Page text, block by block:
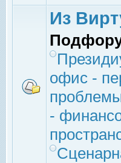
Из
офис -
-